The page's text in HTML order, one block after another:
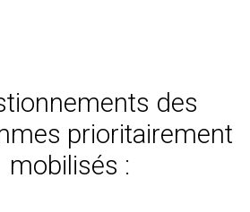
des
prioritairement
mobilisés :